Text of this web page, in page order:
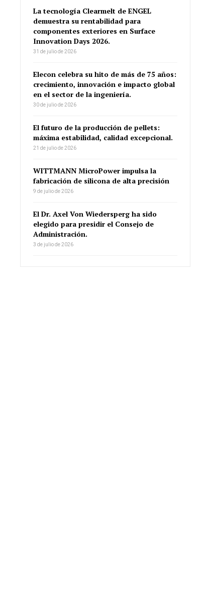
La tecnología Clearmelt de ENGEL
demuestra su rentabilidad para
componentes exteriores en Surface
Innovation Days 2026.
31 de julio de 2026
Elecon celebra su hito de más de 75 años:
crecimiento, innovación e impacto global
en el sector de la ingeniería.
30 de julio de 2026
El futuro de la producción de pellets:
máxima estabilidad, calidad excepcional.
21 de julio de 2026
WITTMANN MicroPower impulsa la
fabricación de silicona de alta precisión
9 de julio de 2026
El Dr. Axel Von Wiedersperg ha sido
elegido para presidir el Consejo de
Administración.
3 de julio de 2026